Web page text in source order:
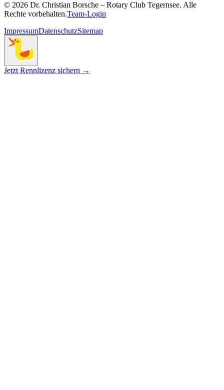
© 2026 Dr. Christian Borsche – Rotary Club Tegernsee. Alle
Rechte vorbehalten.Team-Login
ImpressumDatenschutzSitemap
Jetzt Rennlizenz sichern →